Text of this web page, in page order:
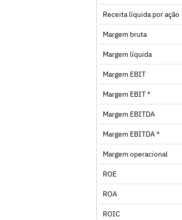
Receita líquida por ação
Margem bruta
Margem líquida
Margem EBIT
Margem EBIT *
Margem EBITDA
Margem EBITDA *
Margem operacional
ROE
ROA
ROIC